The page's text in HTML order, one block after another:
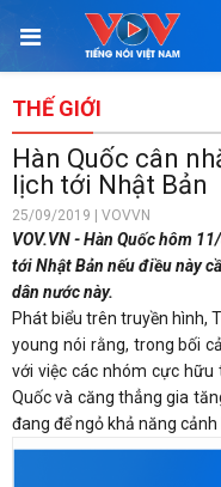
THẾ GIỚI
Hàn Quốc cân
lịch tới Nhật Bản
25/09/2019 | VOVVN
VOV.VN - Hàn Quốc hôm
tới Nhật Bản nếu điều này
dân nước này.
Phát biểu trên truyền hình,
young nói rằng, trong bối
với việc các nhóm cực hữu
Quốc và căng thẳng gia
đang để ngỏ khả năng